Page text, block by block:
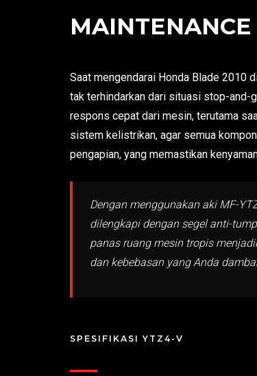
Saat mengendarai Honda Blade 2010
tak terhindarkan dari situasi stop-and-
respons cepat dari mesin, terutama
sistem kelistrikan, agar semua
pengapian, yang memastikan
Dengan menggunakan aki MF-
dilengkapi dengan segel anti-
panas ruang mesin tropis
dan kebebasan yang Anda
SPESIFIKASI YTZ4-V